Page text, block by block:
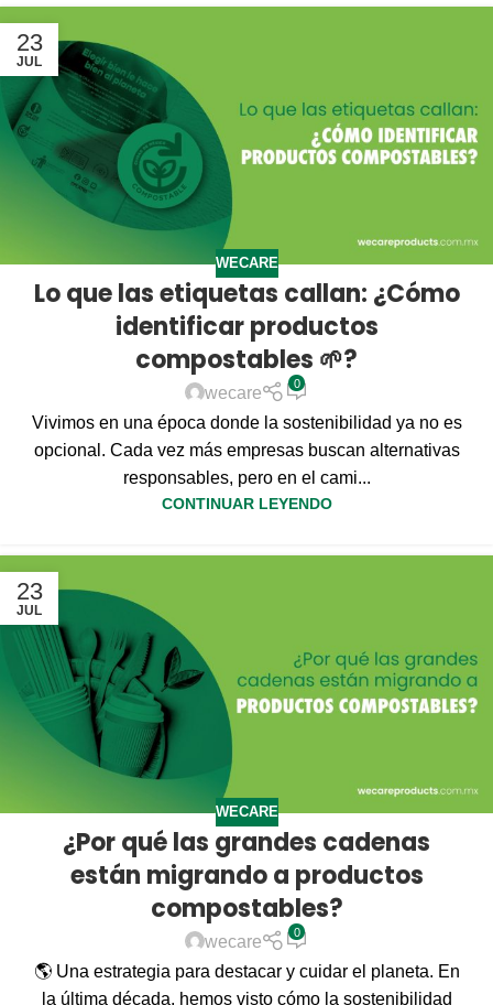
23
JUL
WECARE
Lo que las etiquetas callan: ¿Cómo
identificar productos
compostables 🌱?
wecare
0
Vivimos en una época donde la sostenibilidad ya no es
opcional. Cada vez más empresas buscan alternativas
responsables, pero en el cami...
CONTINUAR LEYENDO
23
JUL
WECARE
¿Por qué las grandes cadenas
están migrando a productos
compostables?
wecare
0
🌎 Una estrategia para destacar y cuidar el planeta. En
la última década, hemos visto cómo la sostenibilidad